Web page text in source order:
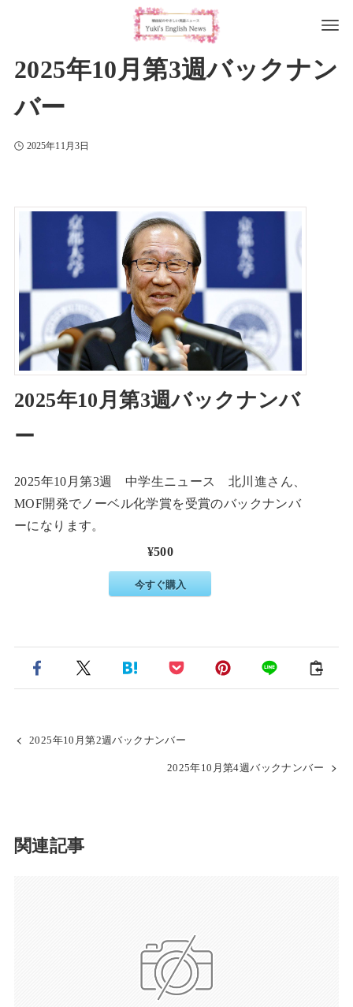
2025年10月第3週バックナン
バー
2025年11月3日
2025年10月第3週バックナンバ
ー
2025年10月第3週 中学生ニュース 北川進さん、
MOF開発でノーベル化学賞を受賞のバックナンバ
ーになります。
¥500
今すぐ購入
2025年10月第2週バックナンバー
2025年10月第4週バックナンバー
関連記事